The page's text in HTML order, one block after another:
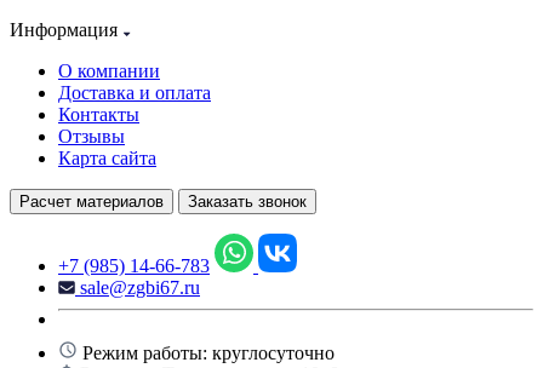
Информация
О компании
Доставка и оплата
Контакты
Отзывы
Карта сайта
Расчет материалов Заказать звонок
+7 (985) 14-66-783
sale@zgbi67.ru
Режим работы: круглосуточно